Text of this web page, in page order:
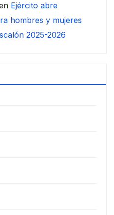
Ejército abre
hombres y mujeres
2025-2026